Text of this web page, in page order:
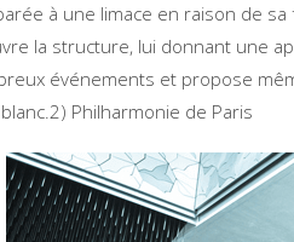
à une limace en raison de
la structure, lui donnant une
événements et propose
2) Philharmonie de Paris